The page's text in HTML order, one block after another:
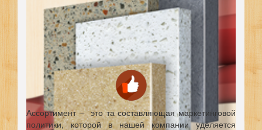
Ассортимент – это та составляющая маркетинговой
политики, которой в нашей компании уделяется